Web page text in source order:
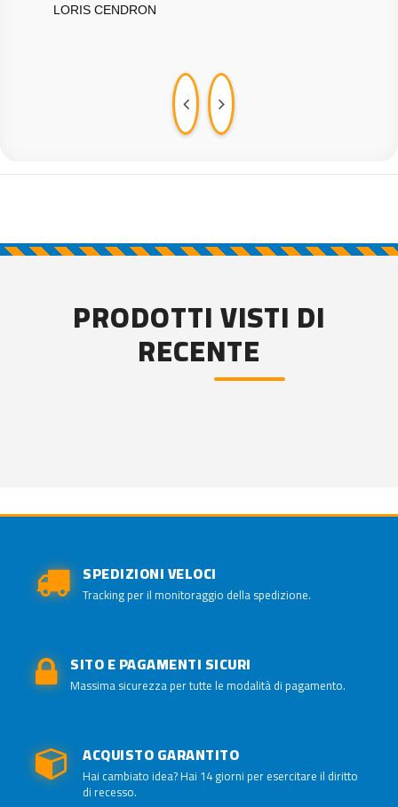
LORIS CENDRON
accurato,
PRODOTTI VISTI DI
RECENTE
SPEDIZIONI VELOCI
Tracking per il monitoraggio della spedizione.
SITO E PAGAMENTI SICURI
Massima sicurezza per tutte le modalità di pagamento.
ACQUISTO GARANTITO
Hai cambiato idea? Hai 14 giorni per esercitare il diritto
di recesso.